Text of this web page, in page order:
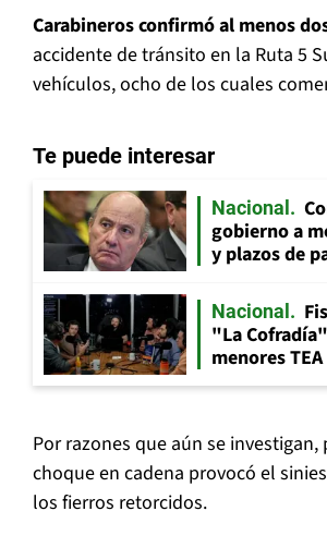
Carabineros confirmó al menos
accidente de tránsito en la Ruta 5
vehículos, ocho de los cuales
Te puede interesar
Nacional
gobierno a
y plazos de
Nacional
"La
menores TEA
Por razones que aún se
choque en cadena provocó el
los fierros retorcidos.